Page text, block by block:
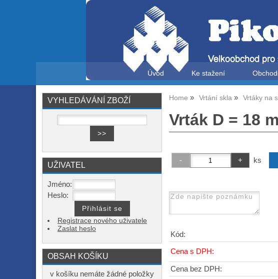
Úvod Ke stažení
Home Vrtání skla Vrtáky na
Vrták D = 18
ks
Kód:
Cena s DPH:
Cena bez DPH:
VYHLEDÁVÁNÍ ZBOŽÍ
UŽIVATEL
Jméno:
Heslo:
Registrace nového uživatele
Zaslat heslo
OBSAH KOŠÍKU
v košíku nemáte žádné položky